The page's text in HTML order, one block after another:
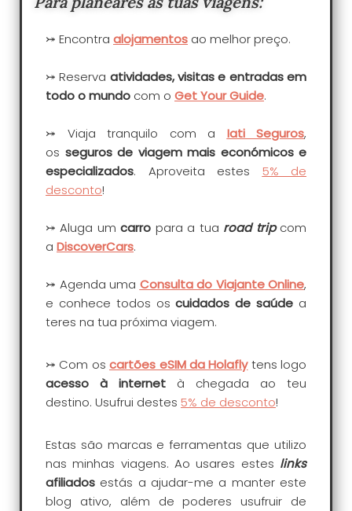
⤖ Encontra alojamentos ao melhor preço.
⤖ Reserva atividades, visitas e entradas em
todo o mundo com o Get Your Guide.
⤖ Viaja tranquilo com a Iati Seguros,
os seguros de viagem mais económicos e
especializados. Aproveita estes 5% de
desconto!
⤖ Aluga umcarro para a tua road tripcom
a DiscoverCars.
⤖ Agenda uma Consulta do ViajanteOnline,
e conhece todos oscuidados de saúde a
teres na tua próxima viagem.
⤖ Com oscartões eSIM da Holaflytens logo
acesso à internet à chegada ao teu
destino. Usufrui destes 5% de desconto!
Estas são marcas e ferramentas que utilizo
nas minhas viagens. Ao usares estes links
afiliados estás a ajudar-me a manter este
blog ativo, além de poderes usufruir de